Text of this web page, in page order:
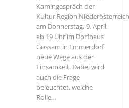
Kamingespräch der
Kultur.Region.Niederösterreich
am Donnerstag, 9. April,
ab 19 Uhr im Dorfhaus
Gossam in Emmerdorf
neue Wege aus der
Einsamkeit. Dabei wird
auch die Frage
beleuchtet, welche
Rolle…